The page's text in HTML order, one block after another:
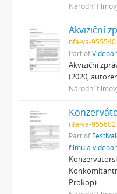
Národní
Akviziční
nfa-va-955540
Part of
Akviziční
(2020,
Národní
nfa-va-955602
Part of
filmu a
Prokop).